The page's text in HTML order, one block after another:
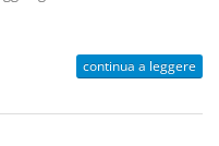
continua a leggere